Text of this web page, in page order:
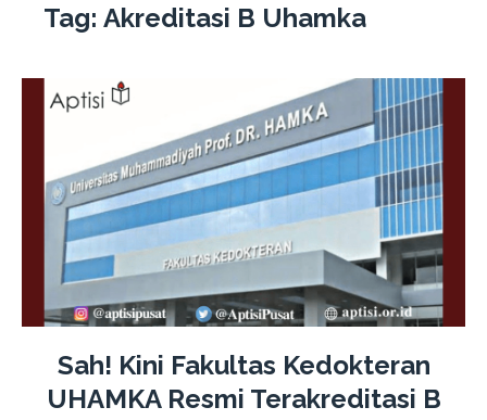
Tag: Akreditasi B Uhamka
Sah! Kini Fakultas Kedokteran
UHAMKA Resmi Terakreditasi B